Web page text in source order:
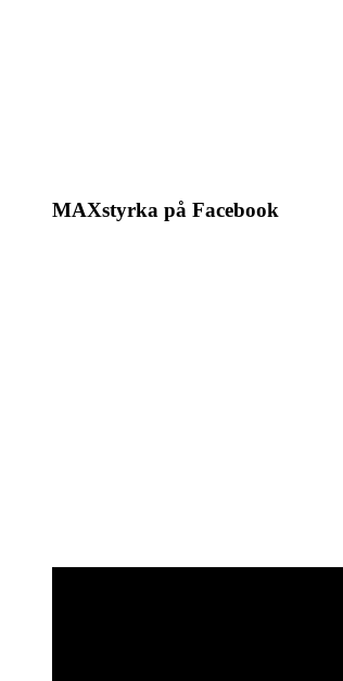
MAXstyrka på Facebook